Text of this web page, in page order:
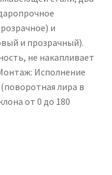
и
и прозрачный).
не накапливает
Исполнение
лира в
от 0 до 180